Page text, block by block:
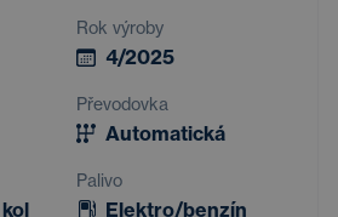
Rok výroby
4/2025
Převodovka
Automatická
Palivo
Elektro/benzín